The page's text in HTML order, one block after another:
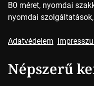
B0 méret, nyomdai
nyomdai
Adatvédelem
Népszerű